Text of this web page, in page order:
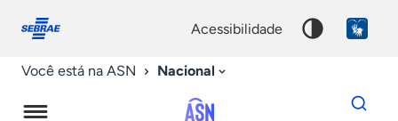
conosco
acessibilidade
Você está na ASN Nacional
Dados
para